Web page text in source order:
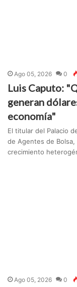
Ago 05, 2026 0
Luis Caputo:
generan
economía"
El titular del Palacio
de Agentes de
crecimiento
Ago 05, 2026 0